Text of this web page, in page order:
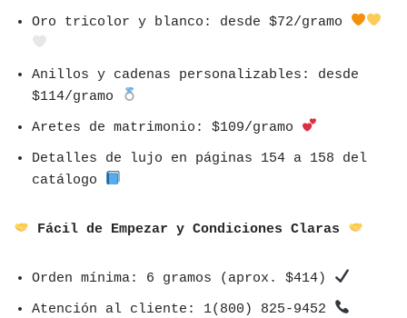
Oro tricolor y blanco: desde $72/gramo
Anillos y cadenas personalizables: desde
$114/gramo
Aretes de matrimonio: $109/gramo
Detalles de lujo en páginas 154 a 158 del
catálogo
Fácil de Empezar y Condiciones Claras
Orden mínima: 6 gramos (aprox. $414)
Atención al cliente: 1(800) 825-9452